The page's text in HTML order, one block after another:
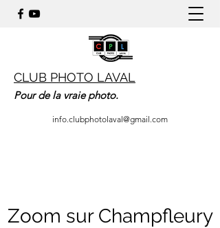
CLUB PHOTO LAVAL
Pour de la vraie photo.
info.clubphotolaval@gmail.com
Zoom sur Champfleury